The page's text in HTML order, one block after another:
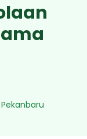
Pekanbaru